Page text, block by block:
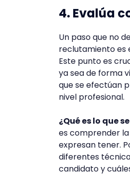
4. Evalúa
Un paso que no
reclutamiento es
Este punto es
ya sea de forma
que se efectúan
nivel profesional.
¿Qué es lo que
es comprender
expresan tener.
diferentes
candidato y